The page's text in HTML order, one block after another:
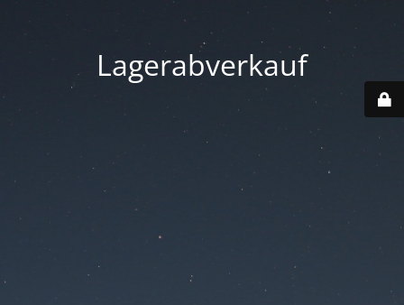
Lagerabverkauf